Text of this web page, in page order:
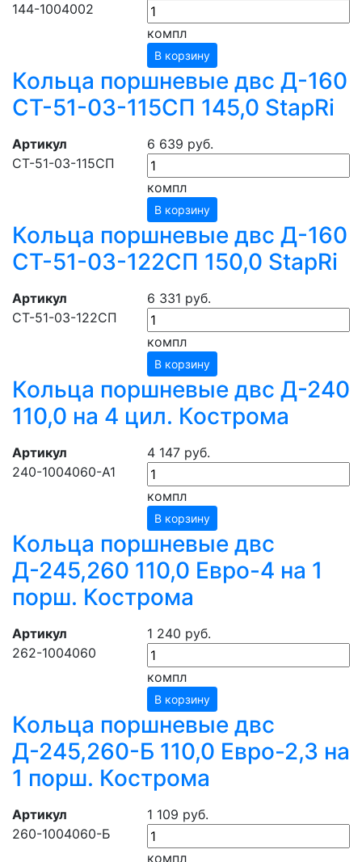
144-1004002
компл
В корзину
Кольца поршневые двс Д-160
СТ-51-03-115СП 145,0 StapRi
Артикул
СТ-51-03-115СП
6 639 руб.
компл
В корзину
Кольца поршневые двс Д-160
СТ-51-03-122СП 150,0 StapRi
Артикул
СТ-51-03-122СП
6 331 руб.
компл
В корзину
Кольца поршневые двс Д-240
110,0 на 4 цил. Кострома
Артикул
240-1004060-А1
4 147 руб.
компл
В корзину
Кольца поршневые двс
Д-245,260 110,0 Евро-4 на 1
порш. Кострома
Артикул
262-1004060
1 240 руб.
компл
В корзину
Кольца поршневые двс
Д-245,260-Б 110,0 Евро-2,3 на
1 порш. Кострома
Артикул
260-1004060-Б
1 109 руб.
компл